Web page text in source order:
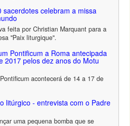
celebram a missa
feita por Christian Marquant para a
"Paix liturgique".
Pontificum a Roma antecipada
2017 pelos dez anos do Motu
acontecerá de 14 a 17 de
litúrgico - entrevista com o Padre
uma pequena bomba que se